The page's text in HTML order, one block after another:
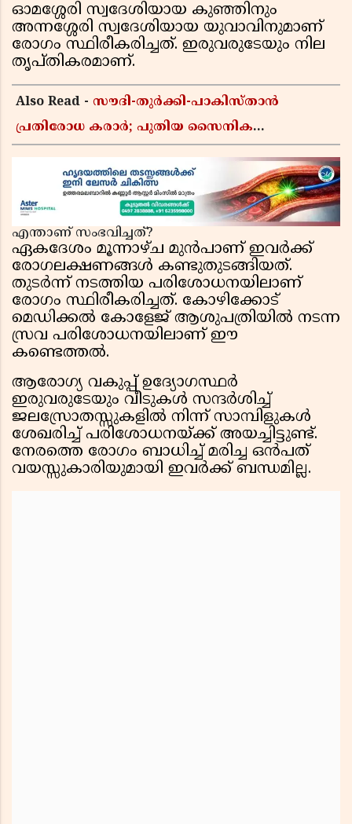
ഓമശ്ശേരി സ്വദേശിയായ കുഞ്ഞിനും
അന്നശ്ശേരി സ്വദേശിയായ യുവാവിനുമാണ്
രോഗം സ്ഥിരീകരിച്ചത്. ഇരുവരുടേയും നില
തൃപ്തികരമാണ്.
Also Read - സൗദി-തുർക്കി-പാകിസ്താൻ
പ്രതിരോധ കരാർ; പുതിയ സൈനിക
എന്താണ് സംഭവിച്ചത്?
ഏകദേശം മൂന്നാഴ്ച മുൻപാണ് ഇവർക്ക്
രോഗലക്ഷണങ്ങൾ കണ്ടുതുടങ്ങിയത്.
തുടർന്ന് നടത്തിയ പരിശോധനയിലാണ്
രോഗം സ്ഥിരീകരിച്ചത്. കോഴിക്കോട്
മെഡിക്കൽ കോളേജ് ആശുപത്രിയിൽ നടന്ന
സ്രവ പരിശോധനയിലാണ് ഈ
കണ്ടെത്തൽ.
ആരോഗ്യ വകുപ്പ് ഉദ്യോഗസ്ഥർ
ഇരുവരുടേയും വീടുകൾ സന്ദർശിച്ച്
ജലസ്രോതസ്സുകളിൽ നിന്ന് സാമ്പിളുകൾ
ശേഖരിച്ച് പരിശോധനയ്ക്ക് അയച്ചിട്ടുണ്ട്.
നേരത്തെ രോഗം ബാധിച്ച് മരിച്ച ഒൻപത്
വയസ്സുകാരിയുമായി ഇവർക്ക് ബന്ധമില്ല.